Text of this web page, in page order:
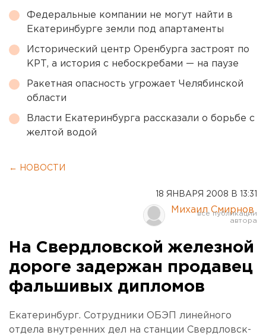
Федеральные компании не могут найти в
Екатеринбурге земли под апартаменты
Исторический центр Оренбурга застроят по
КРТ, а история с небоскребами — на паузе
Ракетная опасность угрожает Челябинской
области
Власти Екатеринбурга рассказали о борьбе с
желтой водой
← НОВОСТИ
18 ЯНВАРЯ 2008 В 13:31
Михаил Смирнов
На Свердловской железной
дороге задержан продавец
фальшивых дипломов
Екатеринбург. Сотрудники ОБЭП линейного
отдела внутренних дел на станции Свердловск-